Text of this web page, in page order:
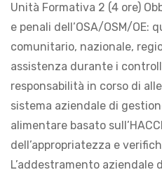
Unità Formativa 2 (4 ore)
e penali dell’OSA/OSM/OE:
comunitario, nazionale,
assistenza durante i
responsabilità in corso di
sistema aziendale di
alimentare basato
dell’appropriatezza e
L’addestramento aziendale